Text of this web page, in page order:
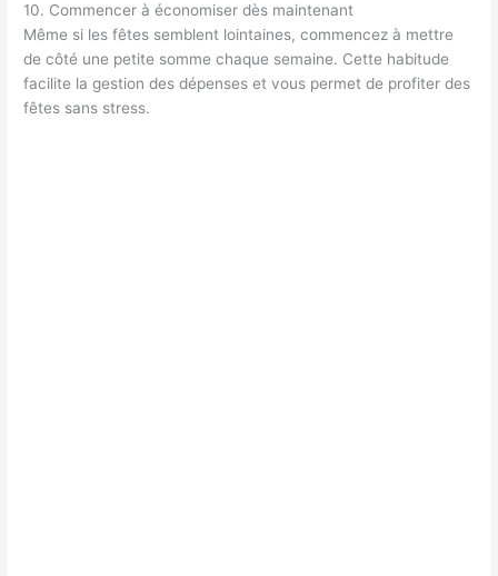
10. Commencer à économiser dès maintenant
Même si les fêtes semblent lointaines, commencez à mettre
de côté une petite somme chaque semaine. Cette habitude
facilite la gestion des dépenses et vous permet de profiter des
fêtes sans stress.